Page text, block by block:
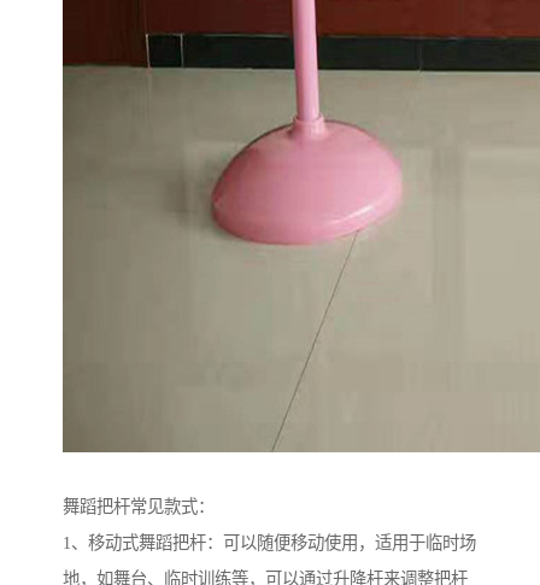
舞蹈把杆常见款式：
1、移动式舞蹈把杆：可以随便移动使用，适用于临时场
地，如舞台、临时训练等，可以通过升降杆来调整把杆